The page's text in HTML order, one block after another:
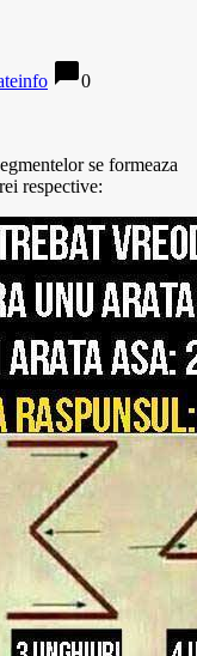
chat_bubble0
se formeaza
respective: